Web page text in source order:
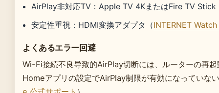
AirPlay非対応TV：Apple TV 4KまたはFire TV Stick
安定性重視：HDMI変換アダプタ（INTERNET
よくあるエラー回避
Wi-Fi接続不良导致的AirPlay切断には、ルーターの再
Homeアプリの設定でAirPlay制限が有効になっていな